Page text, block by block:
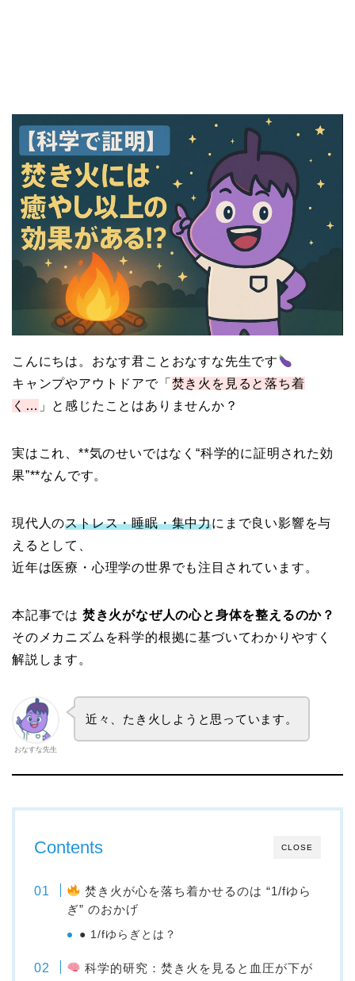
こんにちは。おなす君ことおなすな先生です
キャンプやアウトドアで「 焚き火を見ると落ち着
く… 」と感じたことはありませんか？
実はこれ、**気のせいではなく“科学的に証明された効
果”**なんです。
現代人のストレス・睡眠・集中力にまで良い影響を与
えるとして、
近年は医療・心理学の世界でも注目されています。
本記事では 焚き火がなぜ人の心と身体を整えるのか？
そのメカニズムを科学的根拠に基づいてわかりやすく
解説します。
おなすな先生
近々、たき火しようと思っています。
CLOSE
Contents
焚き火が心を落ち着かせるのは “1/fゆら
ぎ” のおかげ
● 1/fゆらぎとは？
科学的研究：焚き火を見ると血圧が下が